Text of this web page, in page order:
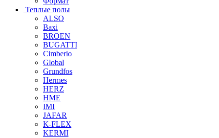
Теплые полы
ALSO
Baxi
BROEN
BUGATTI
Cimberio
Global
Grundfos
Hermes
HERZ
HME
IMI
JAFAR
K-FLEX
KERMI